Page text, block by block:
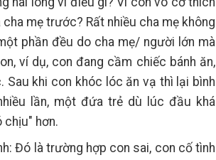
mẹ trước? Rất nhiều cha mẹ không
phần đều do cha mẹ/ người lớn mà
ví dụ, con đang cầm chiếc bánh ăn,
khi con khóc lóc ăn vạ thì lại bình
lần, một đứa trẻ dù lúc đầu khá
chịu" hơn.
Đó là trường hợp con sai, con cố tình